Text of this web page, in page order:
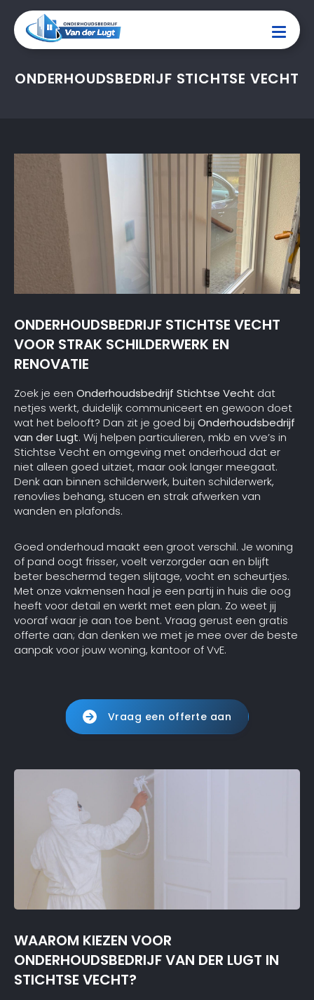
ONDERHOUDSBEDRIJF STICHTSE VECHT
ONDERHOUDSBEDRIJF STICHTSE VECHT
VOOR STRAK SCHILDERWERK EN
RENOVATIE
Zoek je een Onderhoudsbedrijf Stichtse Vecht dat
netjes werkt, duidelijk communiceert en gewoon doet
wat het belooft? Dan zit je goed bij Onderhoudsbedrijf
van der Lugt. Wij helpen particulieren, mkb en vve’s in
Stichtse Vecht en omgeving met onderhoud dat er
niet alleen goed uitziet, maar ook langer meegaat.
Denk aan binnen schilderwerk, buiten schilderwerk,
renovlies behang, stucen en strak afwerken van
wanden en plafonds.
Goed onderhoud maakt een groot verschil. Je woning
of pand oogt frisser, voelt verzorgder aan en blijft
beter beschermd tegen slijtage, vocht en scheurtjes.
Met onze vakmensen haal je een partij in huis die oog
heeft voor detail en werkt met een plan. Zo weet jij
vooraf waar je aan toe bent. Vraag gerust een gratis
offerte aan; dan denken we met je mee over de beste
aanpak voor jouw woning, kantoor of VvE.
Vraag een offerte aan
WAAROM KIEZEN VOOR
ONDERHOUDSBEDRIJF VAN DER LUGT IN
STICHTSE VECHT?